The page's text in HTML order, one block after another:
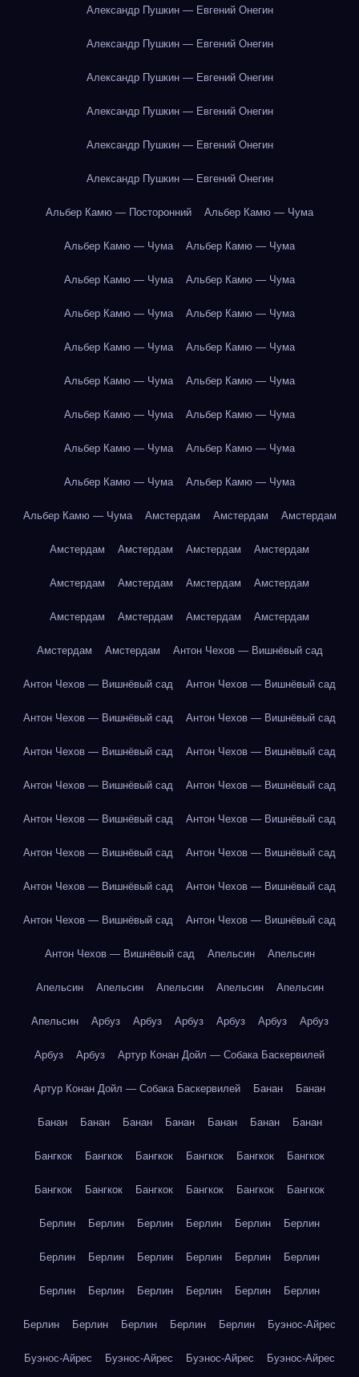
Александр Пушкин — Евгений Онегин
Александр Пушкин — Евгений Онегин
Александр Пушкин — Евгений Онегин
Александр Пушкин — Евгений Онегин
Александр Пушкин — Евгений Онегин
Александр Пушкин — Евгений Онегин
Альбер Камю — Посторонний Альбер Камю — Чума
Альбер Камю — Чума Альбер Камю — Чума
Альбер Камю — Чума Альбер Камю — Чума
Альбер Камю — Чума Альбер Камю — Чума
Альбер Камю — Чума Альбер Камю — Чума
Альбер Камю — Чума Альбер Камю — Чума
Альбер Камю — Чума Альбер Камю — Чума
Альбер Камю — Чума Альбер Камю — Чума
Альбер Камю — Чума Альбер Камю — Чума
Альбер Камю — Чума Амстердам Амстердам Амстердам
Амстердам Амстердам Амстердам Амстердам
Амстердам Амстердам Амстердам Амстердам
Амстердам Амстердам Амстердам Амстердам
Амстердам Амстердам Антон Чехов — Вишнёвый сад
Антон Чехов — Вишнёвый сад Антон Чехов — Вишнёвый сад
Антон Чехов — Вишнёвый сад Антон Чехов — Вишнёвый сад
Антон Чехов — Вишнёвый сад Антон Чехов — Вишнёвый сад
Антон Чехов — Вишнёвый сад Антон Чехов — Вишнёвый сад
Антон Чехов — Вишнёвый сад Антон Чехов — Вишнёвый сад
Антон Чехов — Вишнёвый сад Антон Чехов — Вишнёвый сад
Антон Чехов — Вишнёвый сад Антон Чехов — Вишнёвый сад
Антон Чехов — Вишнёвый сад Антон Чехов — Вишнёвый сад
Антон Чехов — Вишнёвый сад Апельсин Апельсин
Апельсин Апельсин Апельсин Апельсин Апельсин
Апельсин Арбуз Арбуз Арбуз Арбуз Арбуз Арбуз
Арбуз Арбуз Артур Конан Дойл — Собака Баскервилей
Артур Конан Дойл — Собака Баскервилей Банан Банан
Банан Банан Банан Банан Банан Банан Банан
Бангкок Бангкок Бангкок Бангкок Бангкок Бангкок
Бангкок Бангкок Бангкок Бангкок Бангкок Бангкок
Берлин Берлин Берлин Берлин Берлин Берлин
Берлин Берлин Берлин Берлин Берлин Берлин
Берлин Берлин Берлин Берлин Берлин Берлин
Берлин Берлин Берлин Берлин Берлин Буэнос-Айрес
Буэнос-Айрес Буэнос-Айрес Буэнос-Айрес Буэнос-Айрес